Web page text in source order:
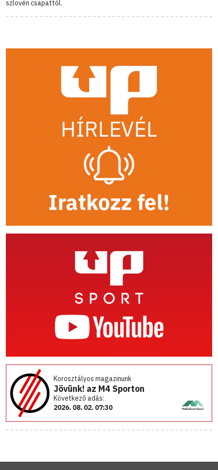
szlovén csapattól.
Korosztályos magazinunk
Jövünk! az M4 Sporton
Következő adás:
2026. 08. 02. 07:30